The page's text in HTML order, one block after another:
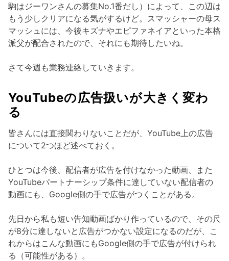
駒はジーワンさんの募集No.1番だし）によって、この辺は
もう少しクリアになる気がするけど。スマッシャーの母ス
マッシュには、今後キズナやエピファネイアといった本格
派父が配合されたので、それにも期待したいね。
さて今週も業務連絡していきます。
YouTubeの広告扱いが大きく変わ
る
皆さんには直接関わりないことだが、YouTube上の広告
について2つほど述べておく。
ひとつは今後、配信者が広告を付けなかった動画、また
YouTubeパートナーシップ条件に達していない配信者の
動画にも、Google側の手で広告がつくことがある。
先日から私も短い告知動画ばかり作っているので、その尺
が8分に達しないと広告がつかない設定になるのだが、こ
れからはこんな動画にもGoogle側の手で広告が付けられ
る（可能性がある）。